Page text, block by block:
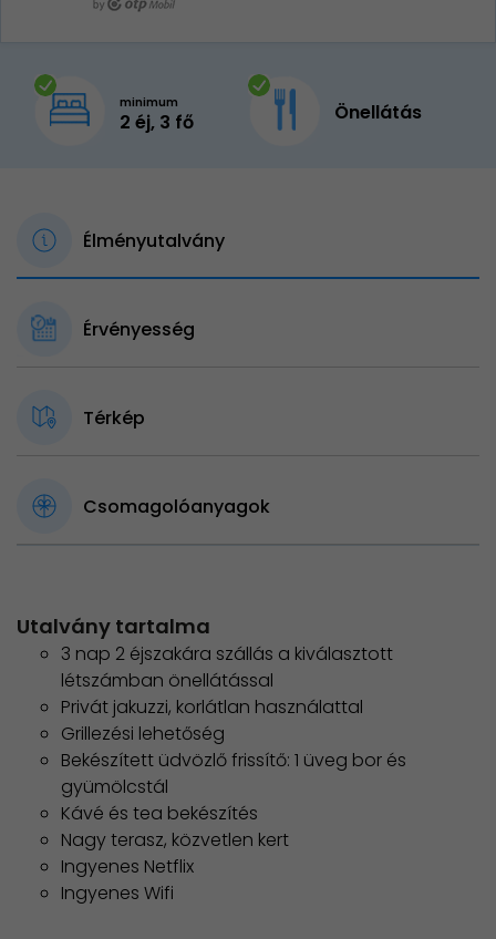
minimum
2 éj, 3 fő Önellátás
Élményutalvány
Érvényesség
Térkép
Csomagolóanyagok
Utalvány tartalma
3 nap 2 éjszakára szállás a kiválasztott
létszámban önellátással
Privát jakuzzi, korlátlan használattal
Grillezési lehetőség
Bekészített üdvözlő frissítő: 1 üveg bor és
gyümölcstál
Kávé és tea bekészítés
Nagy terasz, közvetlen kert
Ingyenes Netflix
Ingyenes Wifi